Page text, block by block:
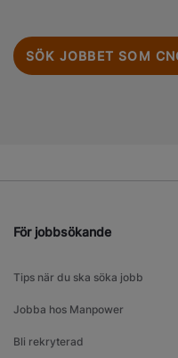
SÖK JOBBET SOM
För jobbsökande
Tips när du ska söka jobb
Jobba hos Manpower
Bli rekryterad